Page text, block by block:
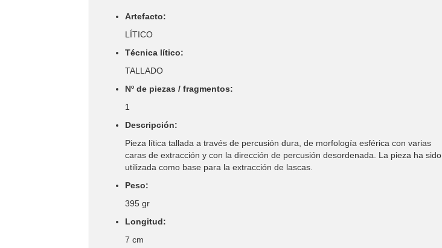
Artefacto:
LÍTICO
Técnica lítico:
TALLADO
Nº de piezas / fragmentos:
1
Descripción:
Pieza lítica tallada a través de percusión dura, de morfología esférica con varias
caras de extracción y con la dirección de percusión desordenada. La pieza ha sido
utilizada como base para la extracción de lascas.
Peso:
395 gr
Longitud:
7 cm